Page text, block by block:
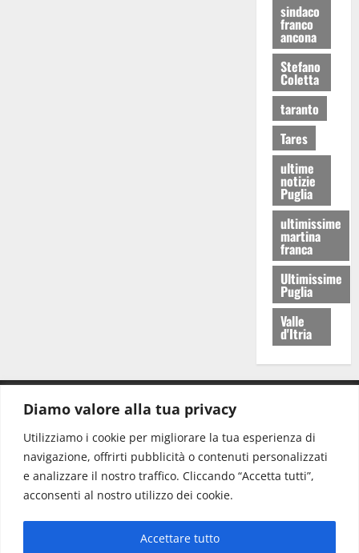
Diamo valore alla tua privacy
Utilizziamo i cookie per migliorare la tua esperienza di
navigazione, offrirti pubblicità o contenuti personalizzati
e analizzare il nostro traffico. Cliccando “Accetta tutti”,
acconsenti al nostro utilizzo dei cookie.
Accettare tutto
sindaco
franco
ancona
Stefano
Coletta
taranto
Tares
ultime
notizie
Puglia
ultimissime
martina
franca
Ultimissime
Puglia
Valle
d'Itria
Redazione: redazione@www.martinasera.it
Direttore:direttore@www.martinasera.it
Info & Commerciale:info@www.martinasera.it